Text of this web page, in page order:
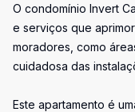
O condomínio Invert
e serviços que
moradores, como
cuidadosa das
Este apartamento é